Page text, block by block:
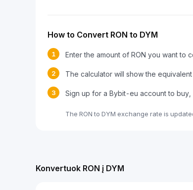
How to Convert RON to DYM
1 Enter the amount of RON you want to
2 The calculator will show the equivalent
3 Sign up for a Bybit-eu account to buy,
The RON to DYM exchange rate is
Konvertuok RON į DYM